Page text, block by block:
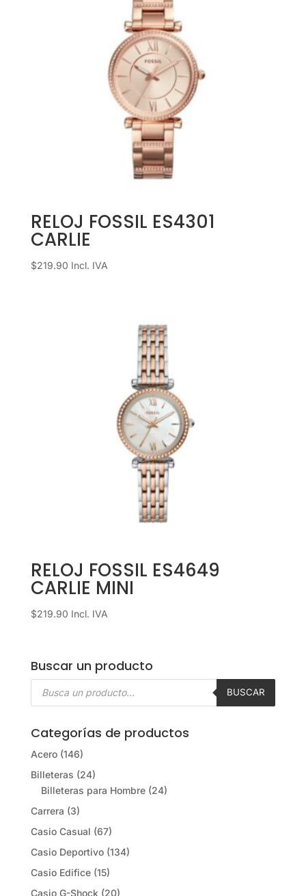
RELOJ FOSSIL ES4301
CARLIE
$219.90 Incl. IVA
RELOJ FOSSIL ES4649
CARLIE MINI
$219.90 Incl. IVA
Buscar un producto
Búsqueda
BUSCAR
Categorías de productos
Acero (146)
Billeteras (24)
Billeteras para Hombre (24)
Carrera (3)
Casio Casual (67)
Casio Deportivo (134)
Casio Edifice (15)
Casio G-Shock (20)